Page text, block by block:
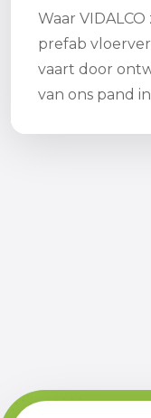
Waar
prefab
vaart door
van ons pand in